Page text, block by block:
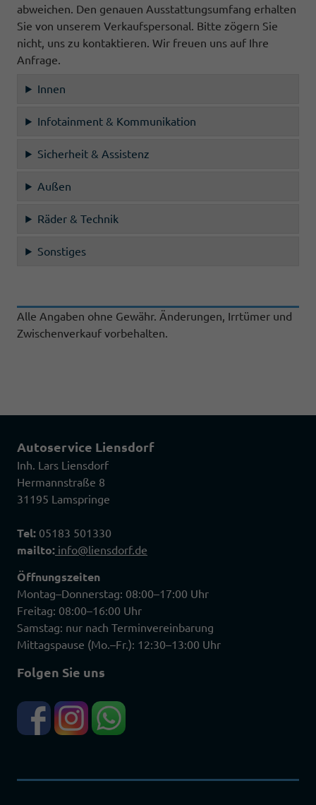
abweichen. Den genauen Ausstattungsumfang erhalten
Sie von unserem Verkaufspersonal. Bitte zögern Sie
nicht, uns zu kontaktieren. Wir freuen uns auf Ihre
Anfrage.
Innen
Infotainment & Kommunikation
Sicherheit & Assistenz
Außen
Räder & Technik
Sonstiges
Alle Angaben ohne Gewähr. Änderungen, Irrtümer und
Zwischenverkauf vorbehalten.
Autoservice Liensdorf
Inh. Lars Liensdorf
Hermannstraße 8
31195 Lamspringe
Tel: 05183 501330
mailto: info@liensdorf.de
Öffnungszeiten
Montag–Donnerstag: 08:00–17:00 Uhr
Freitag: 08:00–16:00 Uhr
Samstag: nur nach Terminvereinbarung
Mittagspause (Mo.–Fr.): 12:30–13:00 Uhr
Folgen Sie uns